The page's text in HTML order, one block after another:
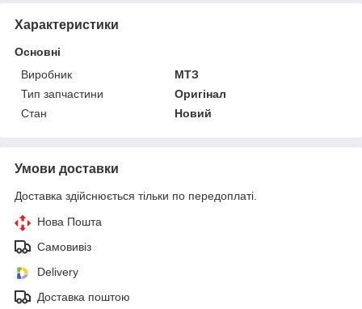
Характеристики
Основні
Виробник
МТЗ
Тип запчастини
Оригінал
Стан
Новий
Умови доставки
Доставка здійснюється тільки по передоплаті.
Нова Пошта
Самовивіз
Delivery
Доставка поштою